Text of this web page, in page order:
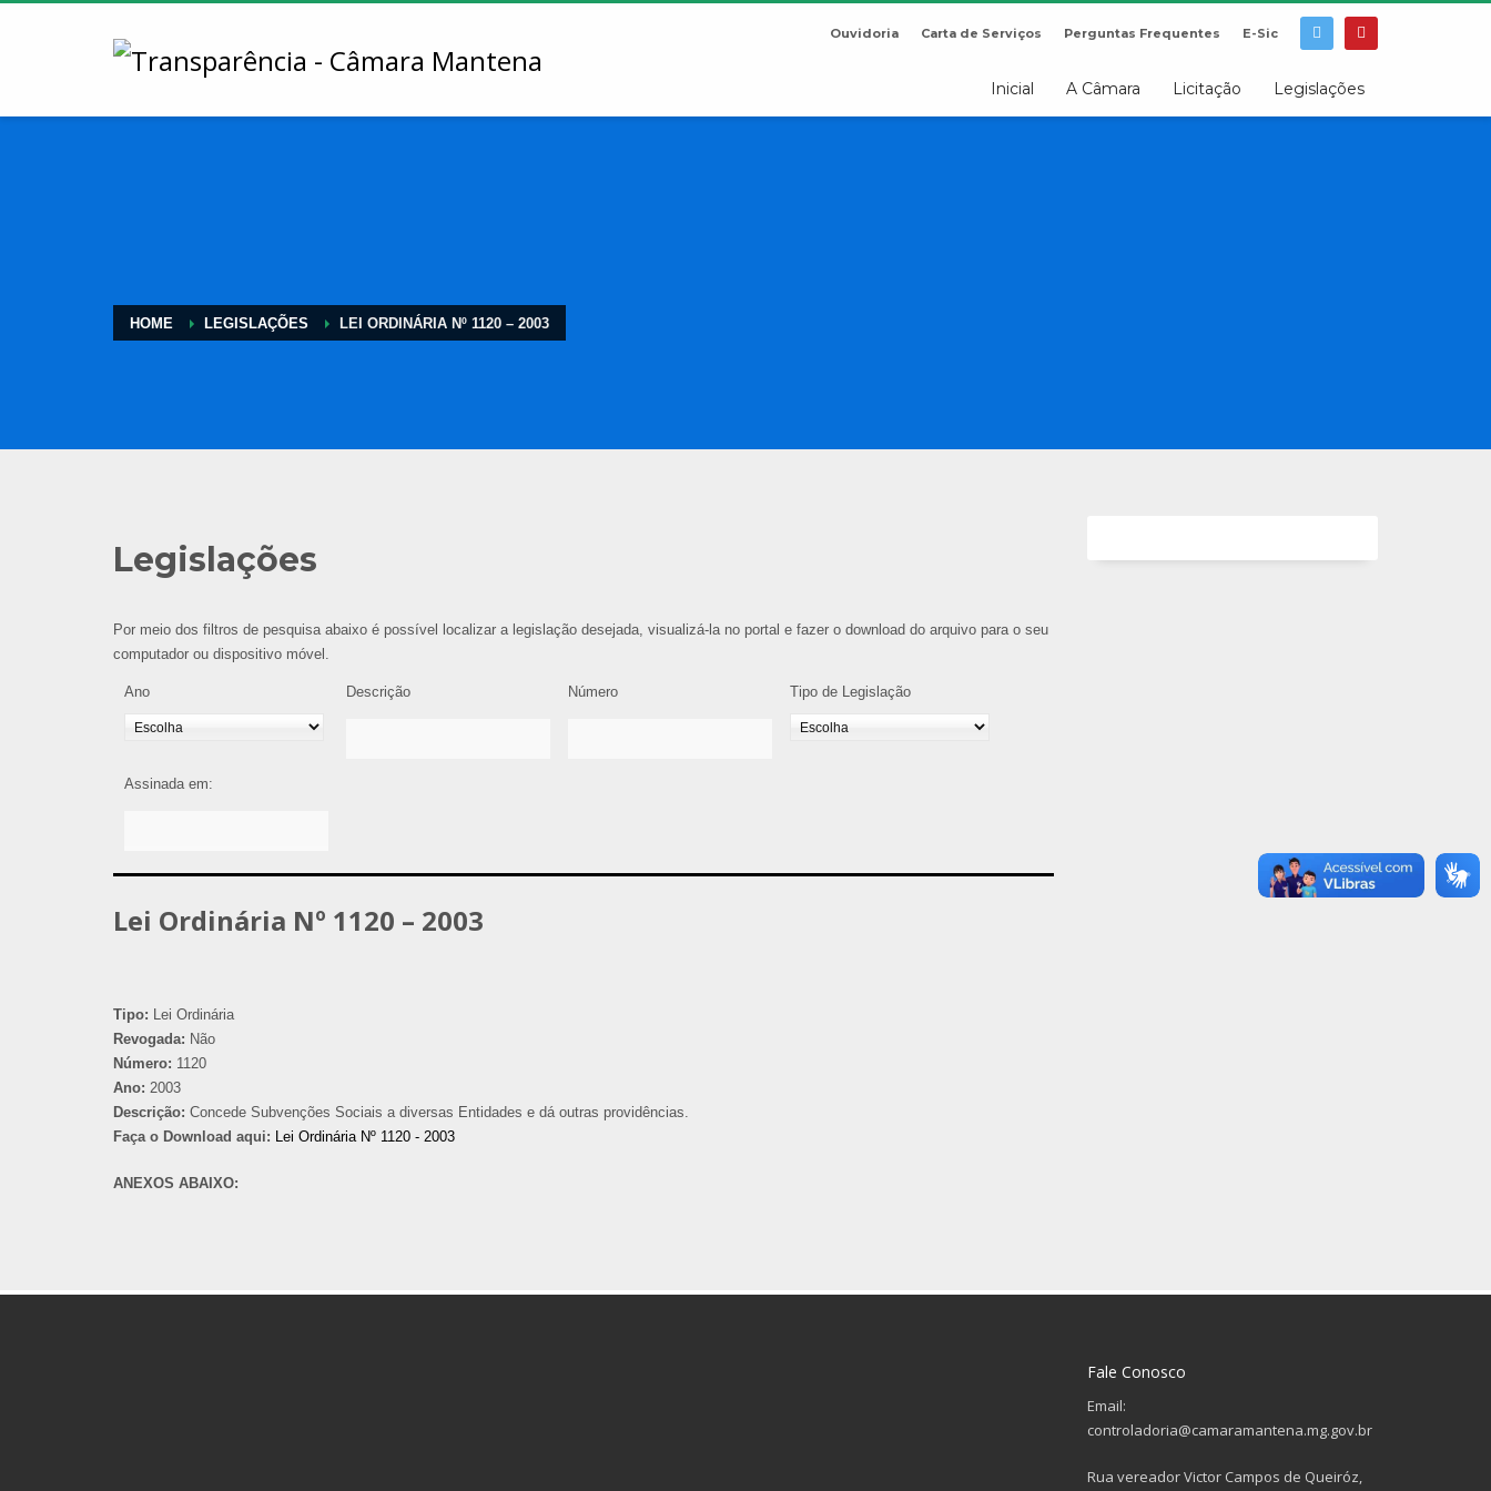
Ouvidoria Carta de Serviços Perguntas Frequentes E-Sic
Inicial A Câmara Licitação Legislações
HOME LEGISLAÇÕES LEI ORDINÁRIA Nº 1120 – 2003
Legislações
Por meio dos filtros de pesquisa abaixo é possível localizar a legislação desejada, visualizá-la no portal e fazer o download do arquivo para o seu
computador ou dispositivo móvel.
Ano Descrição Número Tipo de Legislação
Assinada em:
Lei Ordinária Nº 1120 – 2003
Tipo: Lei Ordinária
Revogada: Não
Número: 1120
Ano: 2003
Descrição: Concede Subvenções Sociais a diversas Entidades e dá outras providências.
Faça o Download aqui: Lei Ordinária Nº 1120 - 2003
ANEXOS ABAIXO:
Fale Conosco
Email:
controladoria@camaramantena.mg.gov.br
Rua vereador Victor Campos de Queiróz,